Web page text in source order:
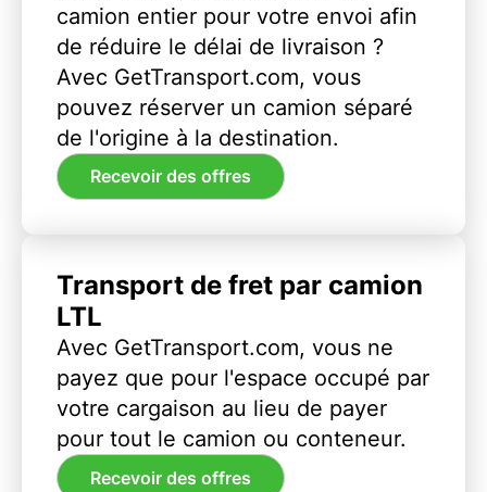
camion entier pour votre envoi afin
de réduire le délai de livraison ?
Avec GetTransport.com, vous
pouvez réserver un camion séparé
de l'origine à la destination.
Recevoir des offres
Transport de fret par camion
LTL
Avec GetTransport.com, vous ne
payez que pour l'espace occupé par
votre cargaison au lieu de payer
pour tout le camion ou conteneur.
Recevoir des offres